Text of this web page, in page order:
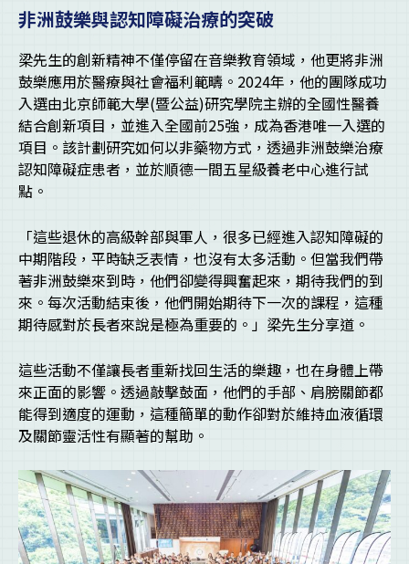
非洲鼓樂與認知障礙治療的突破
梁先生的創新精神不僅停留在音樂教育領域，他更將非洲
鼓樂應用於醫療與社會福利範疇。2024年，他的團隊成功
入選由北京師範大學(暨公益)研究學院主辦的全國性醫養
結合創新項目，並進入全國前25強，成為香港唯一入選的
項目。該計劃研究如何以非藥物方式，透過非洲鼓樂治療
認知障礙症患者，並於順德一間五星級養老中心進行試
點。
「這些退休的高級幹部與軍人，很多已經進入認知障礙的
中期階段，平時缺乏表情，也沒有太多活動。但當我們帶
著非洲鼓樂來到時，他們卻變得興奮起來，期待我們的到
來。每次活動結束後，他們開始期待下一次的課程，這種
期待感對於長者來說是極為重要的。」梁先生分享道。
這些活動不僅讓長者重新找回生活的樂趣，也在身體上帶
來正面的影響。透過敲擊鼓面，他們的手部、肩膀關節都
能得到適度的運動，這種簡單的動作卻對於維持血液循環
及關節靈活性有顯著的幫助。